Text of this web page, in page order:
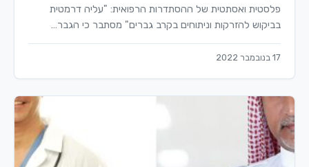
פלסטית ואסתטית של ההסתדרות הרפואית: "עליה דרמטית
בביקוש להזרקות וניתוחים בקרב גברים" מסתבר כי הגבר…
17 בנובמבר 2022